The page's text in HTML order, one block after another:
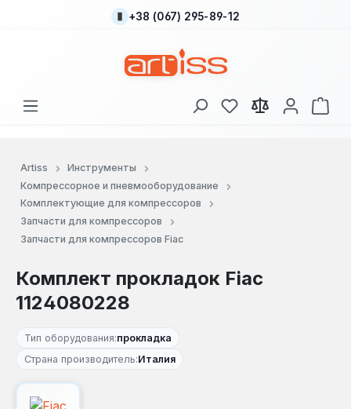
Перейти к основному содержанию
+38 (067) 295-89-12
У вас есть товары
В
Artiss
Инструменты
Компрессорное и пневмооборудование
Комплектующие для компрессоров
Запчасти для компрессоров
Запчасти для компрессоров Fiac
Комплект прокладок Fiac
1124080228
Тип оборудования:прокладка
Страна производитель:Италия